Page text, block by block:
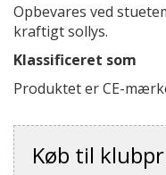
Opbevares ved
kraftigt sollys.
Klassificeret som
Produktet er CE-
Køb til